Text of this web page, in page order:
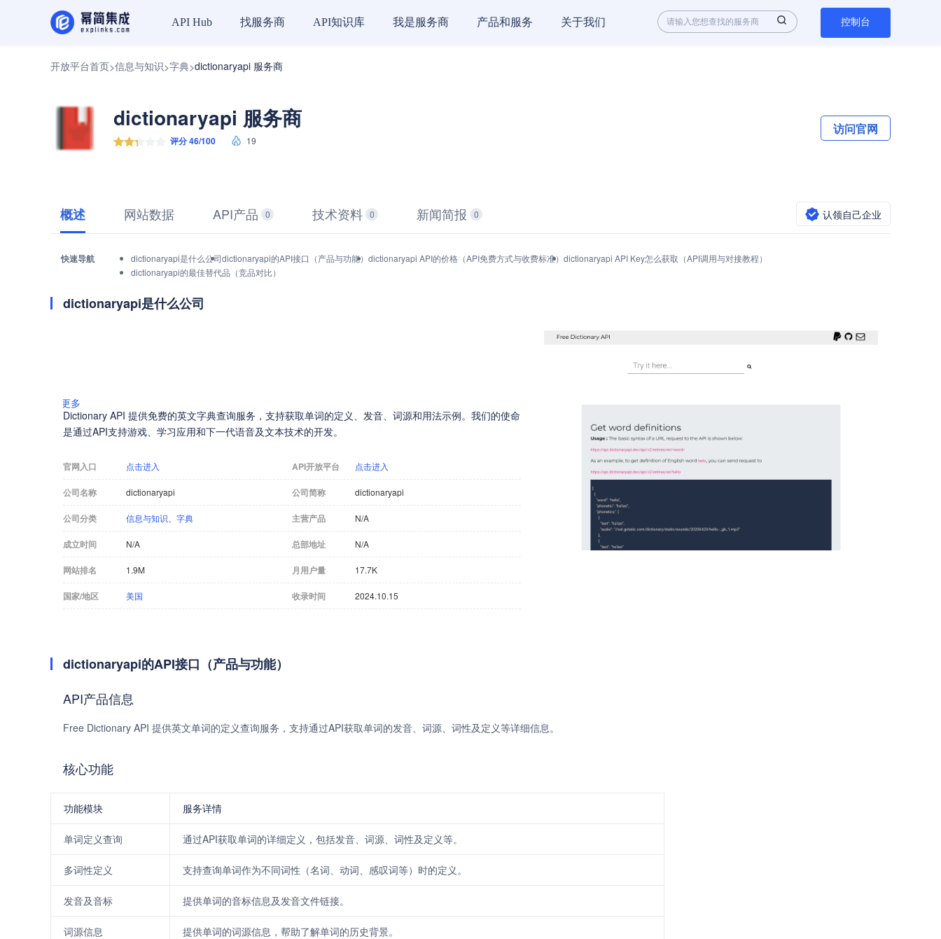
API Hub 找服务商 API知识库 我是服务商 产品和服务 关于我们 控制台
开放平台首页>信息与知识>字典>dictionaryapi 服务商
dictionaryapi 服务商
评分 46/100 19
访问官网
概述 网站数据 API产品 0 技术资料 0 新闻简报 0 认领自己企业
快速导航 dictionaryapi是什么公司dictionaryapi的API接口（产品与功能） dictionaryapi API的价格（API免费方式与收费标准） dictionaryapi API Key怎么获取（API调用与对接教程）
dictionaryapi的最佳替代品（竞品对比）
dictionaryapi是什么公司
更多
Dictionary API 提供免费的英文字典查询服务，支持获取单词的定义、发音、词源和用法示例。我们的使命
是通过API支持游戏、学习应用和下一代语音及文本技术的开发。
官网入口 点击进入 API开放平台 点击进入
公司名称 dictionaryapi 公司简称 dictionaryapi
公司分类 信息与知识 字典 主营产品 N/A
成立时间 N/A 总部地址 N/A
网站排名 1.9M 月用户量 17.7K
国家/地区 美国 收录时间 2024.10.15
dictionaryapi的API接口（产品与功能）
API产品信息
Free Dictionary API 提供英文单词的定义查询服务，支持通过API获取单词的发音、词源、词性及定义等详细信息。
核心功能
功能模块 服务详情
单词定义查询 通过API获取单词的详细定义，包括发音、词源、词性及定义等。
多词性定义 支持查询单词作为不同词性（名词、动词、感叹词等）时的定义。
发音及音标 提供单词的音标信息及发音文件链接。
词源信息 提供单词的词源信息，帮助了解单词的历史背景。